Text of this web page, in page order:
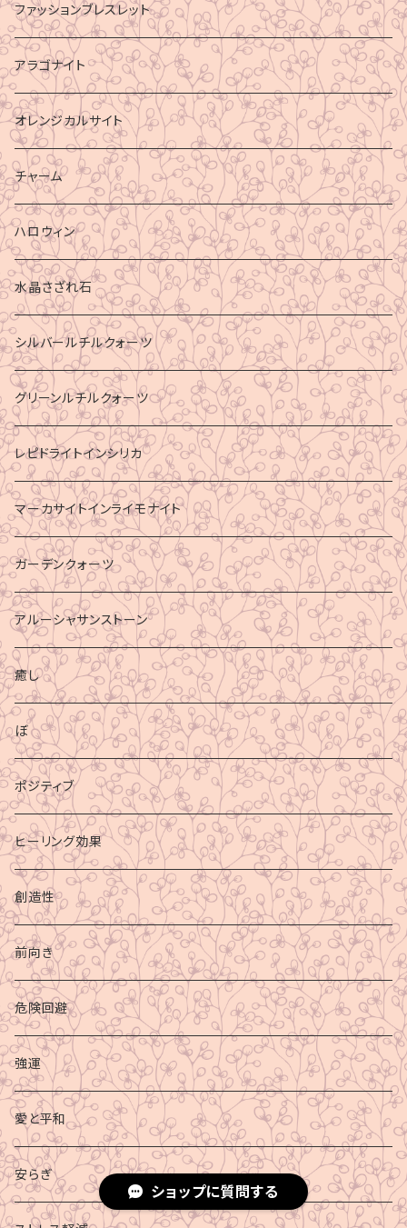
ファッションブレスレット
アラゴナイト
オレンジカルサイト
チャーム
ハロウィン
水晶さざれ石
シルバールチルクォーツ
グリーンルチルクォーツ
レピドライトインシリカ
マーカサイトインライモナイト
ガーデンクォーツ
アルーシャサンストーン
癒し
ぼ
ポジティブ
ヒーリング効果
創造性
前向き
危険回避
強運
愛と平和
安らぎ
ショップに質問する